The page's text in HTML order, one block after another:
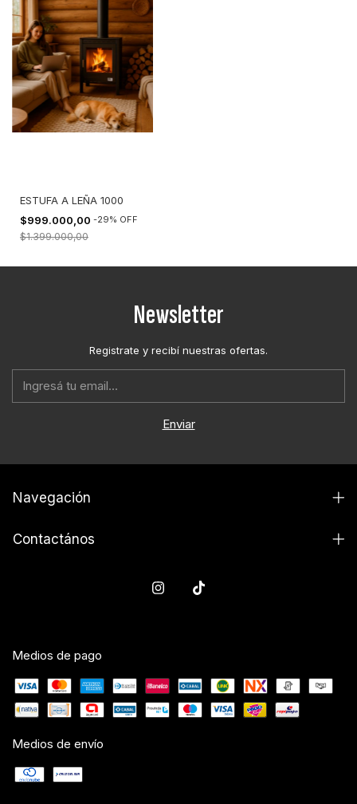
ESTUFA A LEÑA 1000
$999.000,00 -29% OFF
$1.399.000,00
Newsletter
Registrate y recibí nuestras ofertas.
Navegación
Contactános
Medios de pago
Medios de envío